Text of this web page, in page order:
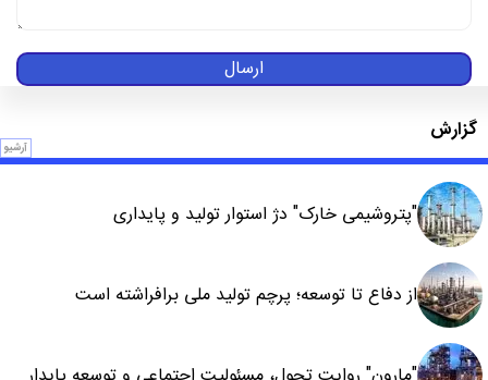
ارسال
گزارش
آرشیو
"پتروشیمی خارک" دژ استوار تولید و پایداری
از دفاع تا توسعه؛ پرچم تولید ملی برافراشته است